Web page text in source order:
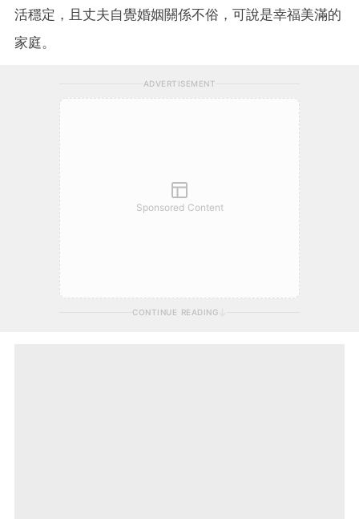
活穩定，且丈夫自覺婚姻關係不俗，可說是幸福美滿的
家庭。
ADVERTISEMENT
Sponsored Content
CONTINUE READING